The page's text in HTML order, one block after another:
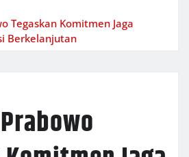
Tegaskan Komitmen Jaga
Berkelanjutan